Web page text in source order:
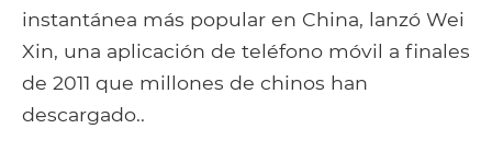
instantánea más popular en China, lanzó Wei
Xin, una aplicación de teléfono móvil a finales
de 2011 que millones de chinos han
descargado..